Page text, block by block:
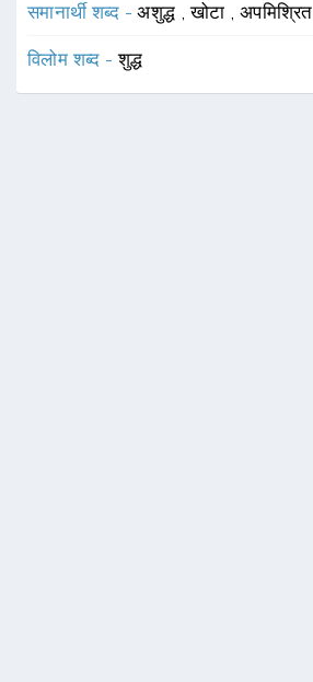
समानार्थी शब्द -अशुद्ध ,खोटा , अपमिश्रित
विलोम शब्द -शुद्ध